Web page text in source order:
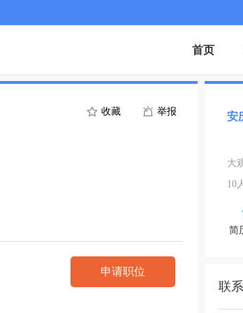
首页
收藏 举报
申请职位
安
大
10
简
联